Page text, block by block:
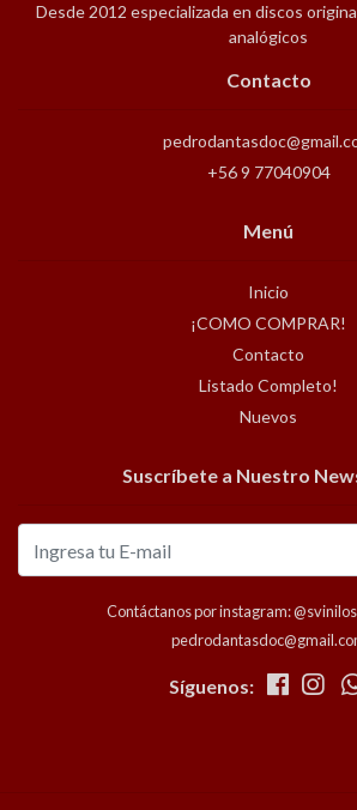
Desde 2012 especializada en discos
analógicos
Contacto
+56 9 77040904
Menú
Inicio
¡COMO COMPRAR!
Contacto
Listado Completo!
Nuevos
Suscríbete a Nuestro
Contáctanos por instagram:
Síguenos: